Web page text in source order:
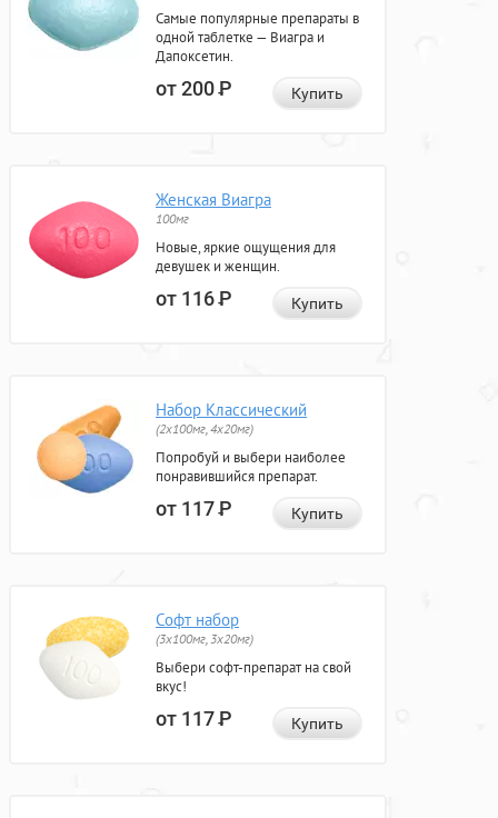
Самые популярные препараты в
одной таблетке — Виагра и
Дапоксетин.
от 200Р Купить
Женская Виагра
100мг
Новые, яркие ощущения для
девушек и женщин.
от 116Р Купить
Набор Классический
(2x100мг, 4x20мг)
Попробуй и выбери наиболее
понравившийся препарат.
от 117Р Купить
Софт набор
(3x100мг, 3x20мг)
Выбери софт-препарат на свой
вкус!
от 117Р Купить